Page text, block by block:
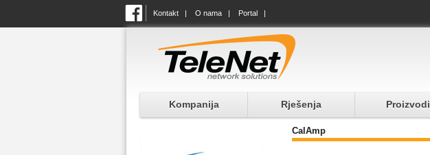
Kontakt | O nama | Portal |
Kompanija Rješenja Proizvodi
CalAmp